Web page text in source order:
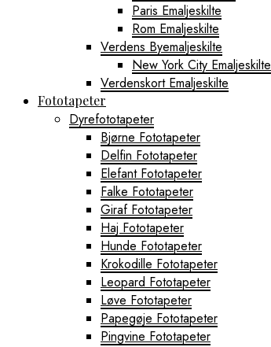
Paris Emaljeskilte
Rom Emaljeskilte
Verdens Byemaljeskilte
New York City Emaljeskilte
Verdenskort Emaljeskilte
Fototapeter
Dyrefototapeter
Bjørne Fototapeter
Delfin Fototapeter
Elefant Fototapeter
Falke Fototapeter
Giraf Fototapeter
Haj Fototapeter
Hunde Fototapeter
Krokodille Fototapeter
Leopard Fototapeter
Løve Fototapeter
Papegøje Fototapeter
Pingvine Fototapeter